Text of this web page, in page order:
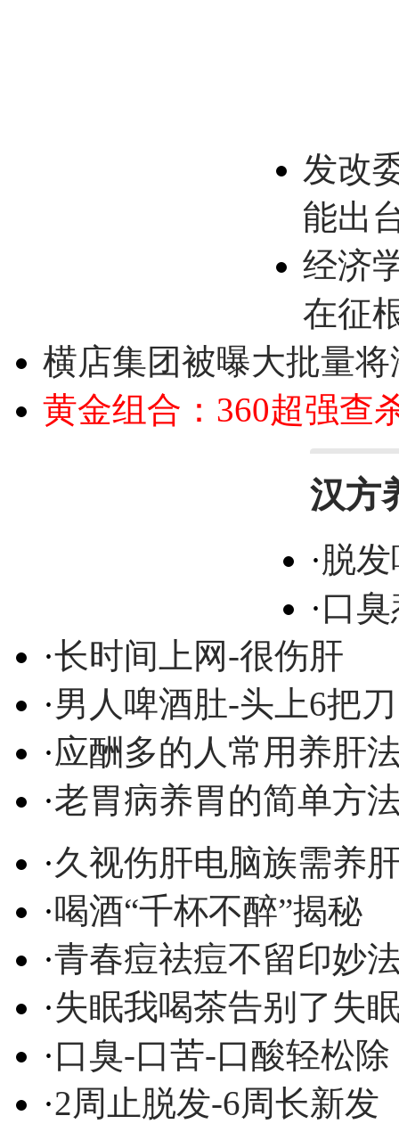
发改
能出
经济
在征
横店集团被曝大批量
黄金组合：360超强查
汉方
·脱
·口
·长时间上网-很伤肝
·男人啤酒肚-头上6把刀
·应酬多的人常用养肝
·老胃病养胃的简单方
·久视伤肝电脑族需养
·喝酒“千杯不醉”揭秘
·青春痘祛痘不留印妙
·失眠我喝茶告别了失
·口臭-口苦-口酸轻松除
·2周止脱发-6周长新发